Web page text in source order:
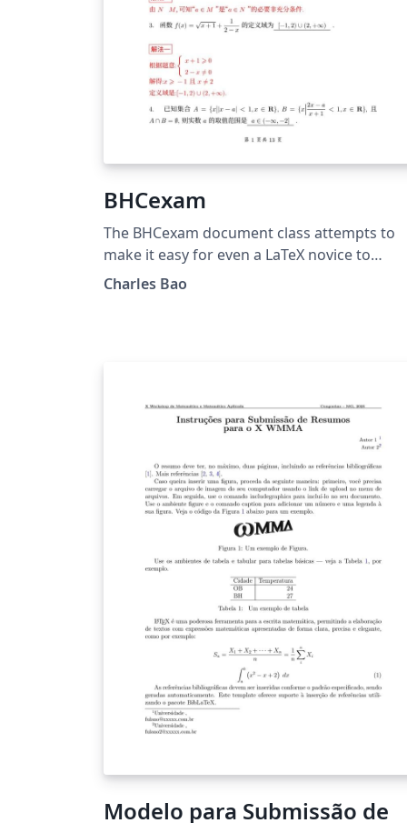
BHCexam
The BHCexam document class attempts to
make it easy for even a LaTeX novice to
prepare exams. Especially designed for math
Charles Bao
Modelo para Submissão de